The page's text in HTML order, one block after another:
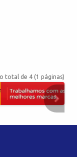
total de 4 (1 páginas)